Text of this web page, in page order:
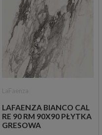
LAFAENZA BIANCO CAL
RE 90 RM 90X90 PŁYTKA
GRESOWA